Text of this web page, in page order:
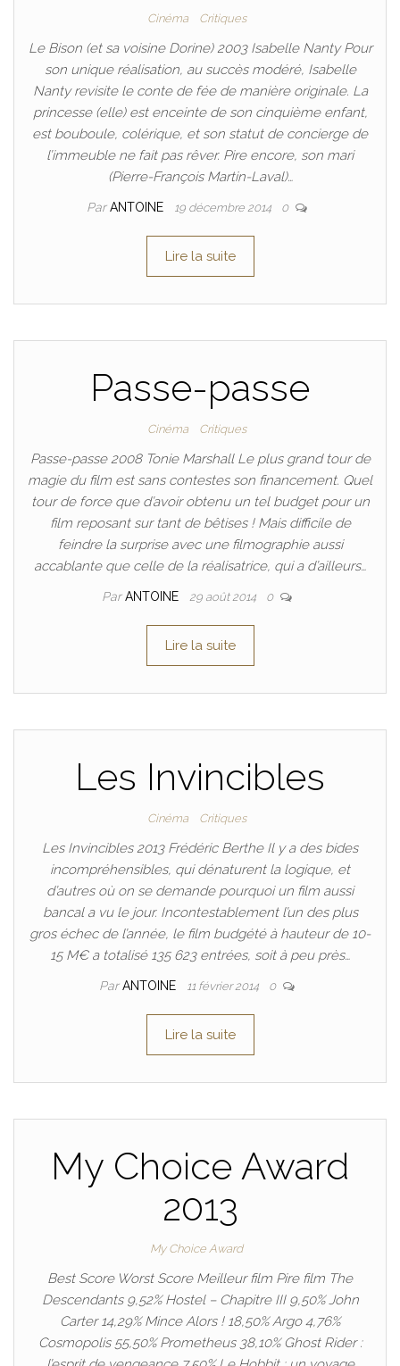
Cinéma Critiques
Le Bison (et sa voisine Dorine) 2003 Isabelle Nanty Pour
son unique réalisation, au succès modéré, Isabelle
Nanty revisite le conte de fée de manière originale. La
princesse (elle) est enceinte de son cinquième enfant,
est bouboule, colérique, et son statut de concierge de
l’immeuble ne fait pas rêver. Pire encore, son mari
(Pierre-François Martin-Laval)…
ParANTOINE 19 décembre 2014 0
Lire la suite
Passe-passe
Cinéma Critiques
Passe-passe 2008 Tonie Marshall Le plus grand tour de
magie du film est sans contestes son financement. Quel
tour de force que d’avoir obtenu un tel budget pour un
film reposant sur tant de bêtises ! Mais difficile de
feindre la surprise avec une filmographie aussi
accablante que celle de la réalisatrice, qui a d’ailleurs…
ParANTOINE 29 août 2014 0
Lire la suite
Les Invincibles
Cinéma Critiques
Les Invincibles 2013 Frédéric Berthe Il y a des bides
incompréhensibles, qui dénaturent la logique, et
d’autres où on se demande pourquoi un film aussi
bancal a vu le jour. Incontestablement l’un des plus
gros échec de l’année, le film budgété à hauteur de 10-
15 M€ a totalisé 135 623 entrées, soit à peu près…
ParANTOINE 11 février 2014 0
Lire la suite
My Choice Award
2013
My Choice Award
Best Score Worst Score Meilleur film Pire film The
Descendants 9,52% Hostel – Chapitre III 9,50% John
Carter 14,29% Mince Alors ! 18,50% Argo 4,76%
Cosmopolis 55,50% Prometheus 38,10% Ghost Rider :